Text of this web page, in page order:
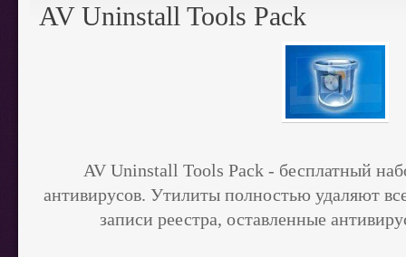
AV Uninstall Tools Pack
AV Uninstall Tools Pack - бесплатный
антивирусов. Утилиты полностью удаляют
записи реестра, оставленные